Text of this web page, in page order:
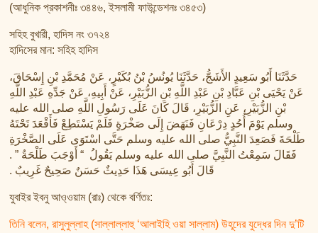
(আধুনিক প্রকাশনীঃ ৩৪৪৬, ইসলামী ফাউন্ডেশনঃ ৩৪৫৩)
সহিহ বুখারী, হাদিস নং ৩৭২৪
হাদিসের মান: সহিহ হাদিস
حَدَّثَنَا أَبُو سَعِيدٍ الأَشَجُّ، حَدَّثَنَا يُونُسُ بْنُ بُكَيْرٍ، عَنْ مُحَمَّدِ بْنِ إِسْحَاقَ،
عَنْ يَحْيَى بْنِ عَبَّادِ بْنِ عَبْدِ اللَّهِ بْنِ الزُّبَيْرِ، عَنْ أَبِيهِ، عَنْ جَدِّهِ عَبْدِ اللَّهِ
بْنِ الزُّبَيْرِ، عَنِ الزُّبَيْرِ، قَالَ كَانَ عَلَى رَسُولِ اللَّهِ صلى الله عليه
وسلم يَوْمَ أُحُدٍ دِرْعَانِ فَنَهَضَ إِلَى صَخْرَةٍ فَلَمْ يَسْتَطِعْ فَأَقْعَدَ تَحْتَهُ
طَلْحَةَ فَصَعِدَ النَّبِيُّ صلى الله عليه وسلم حَتَّى اسْتَوَى عَلَى الصَّخْرَةِ
فَقَالَ سَمِعْتُ النَّبِيَّ صلى الله عليه وسلم يَقُولُ ‏ “‏ أَوْجَبَ طَلْحَةُ ‏”‏ ‏.‏
قَالَ أَبُو عِيسَى هَذَا حَدِيثٌ حَسَنٌ صَحِيحٌ غَرِيبٌ ‏.‏
যুবাইর ইবনু আও্‌ওয়াম (রাঃ) থেকে বর্ণিতঃ:
তিনি বলেন, রাসুলুল্লাহ (সাল্লাল্লাহু ‘আলাইহি ওয়া সাল্লাম) উহূদের যুদ্ধের দিন দু’টি